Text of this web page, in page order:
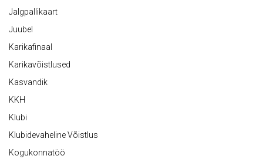
Jalgpallikaart
Juubel
Karikafinaal
Karikavõistlused
Kasvandik
KKH
Klubi
Klubidevaheline Võistlus
Kogukonnatöö